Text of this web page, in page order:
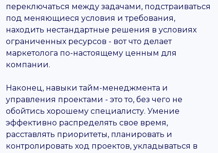
переключаться между задачами, подстраиваться
под меняющиеся условия и требования,
находить нестандартные решения в условиях
ограниченных ресурсов - вот что делает
маркетолога по-настоящему ценным для
компании.
Наконец, навыки тайм-менеджмента и
управления проектами - это то, без чего не
обойтись хорошему специалисту. Умение
эффективно распределять свое время,
расставлять приоритеты, планировать и
контролировать ход проектов, укладываться в